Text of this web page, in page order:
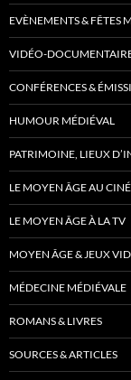
EVÈNEMENTS & FÊTES
VIDÉO-
CONFÉRENCES &
HUMOUR MÉDIÉVAL
PATRIMOINE, LIEUX
LE MOYEN ÂGE AU
LE MOYEN ÂGE À LA TV
MOYEN ÂGE & JEUX
MÉDECINE MÉDIÉVALE
ROMANS & LIVRES
SOURCES & ARTICLES